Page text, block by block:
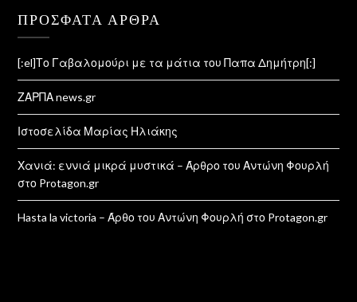
ΠΡΌΣΦΑΤΑ ΆΡΘΡΑ
[:el]Το Γαβαλομούρι με τα μάτια του Παπα Δημήτρη[:]
ΖΑΡΠΑ news.gr
Ιστοσελίδα Μαρίας Ηλιάκης
Χανιά: εννιά μικρά μυστικά – Άρθρο του Αντώνη Φουρλή
στο Protagon.gr
Hasta la victoria – Άρθο του Αντώνη Φουρλή στο Protagon.gr